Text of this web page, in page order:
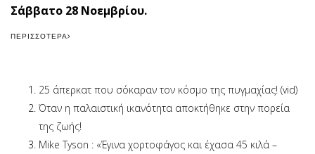
Σάββατο 28 Νοεμβρίου.
ΠΕΡΙΣΣΌΤΕΡΑ
25 άπερκατ που σόκαραν τον κόσμο της πυγμαχίας! (vid)
Όταν η παλαιστική ικανότητα αποκτήθηκε στην πορεία
της ζωής!
Mike Tyson : «Έγινα χορτοφάγος και έχασα 45 κιλά –